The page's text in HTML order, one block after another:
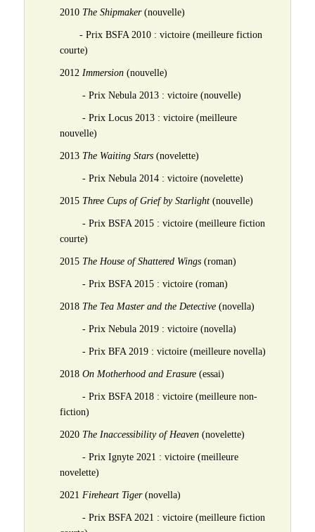
2010 The Shipmaker(nouvelle)
- Prix BSFA 2010 : victoire (meilleure fiction
courte)
2012 Immersion (nouvelle)
- Prix Nebula 2013 : victoire (nouvelle)
- Prix Locus 2013 : victoire (meilleure
nouvelle)
2013 The Waiting Stars (novelette)
- Prix Nebula 2014 : victoire (novelette)
2015 Three Cups of Grief by Starlight (nouvelle)
- Prix BSFA 2015 : victoire (meilleure fiction
courte)
2015 The House of Shattered Wings (roman)
- Prix BSFA 2015 : victoire (roman)
2018 The Tea Master and the Detective (novella)
- Prix Nebula 2019 : victoire (novella)
- Prix BFA 2019 : victoire (meilleure novella)
2018On Motherhood and Erasure (essai)
- Prix BSFA 2018 : victoire (meilleure non-
fiction)
2020 The Inaccessibility of Heaven (novelette)
- Prix Ignyte 2021 : victoire (meilleure
novelette)
2021 Fireheart Tiger(novella)
- Prix BSFA 2021 : victoire (meilleure fiction